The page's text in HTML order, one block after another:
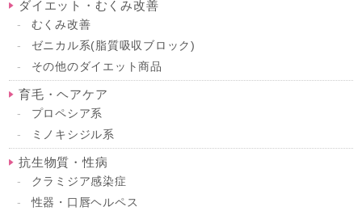
ダイエット・むくみ改善
むくみ改善
ゼニカル系(脂質吸収ブロック)
その他のダイエット商品
育毛・ヘアケア
プロペシア系
ミノキシジル系
抗生物質・性病
クラミジア感染症
性器・口唇ヘルペス